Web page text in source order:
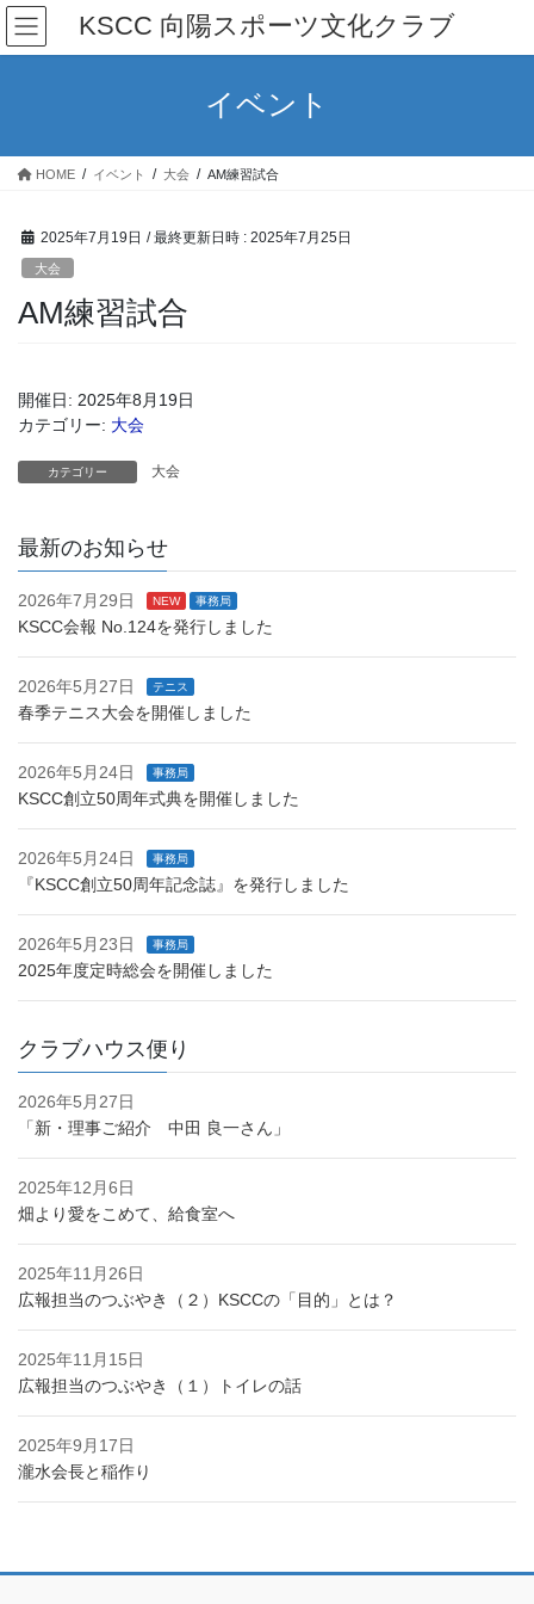
コ
ン
テ
ス
ナ
ビ
ゲ
ン
KSCC 向陽スポーツ文化クラブ
イベント
HOME イベント 大会 AM練習試合
2025年7月19日 / 最終更新日時 : 2025年7月25日
大会
AM練習試合
開催日: 2025年8月19日
カテゴリー: 大会
カテゴリー 大会
最新のお知らせ
2026年7月29日 NEW 事務局
KSCC会報 No.124を発行しました
2026年5月27日 テニス
春季テニス大会を開催しました
2026年5月24日 事務局
KSCC創立50周年式典を開催しました
2026年5月24日 事務局
『KSCC創立50周年記念誌』を発行しました
2026年5月23日 事務局
2025年度定時総会を開催しました
クラブハウス便り
2026年5月27日
「新・理事ご紹介 中田 良一さん」
2025年12月6日
畑より愛をこめて、給食室へ
2025年11月26日
広報担当のつぶやき（２）KSCCの「目的」とは？
2025年11月15日
広報担当のつぶやき（１）トイレの話
2025年9月17日
瀧水会長と稲作り